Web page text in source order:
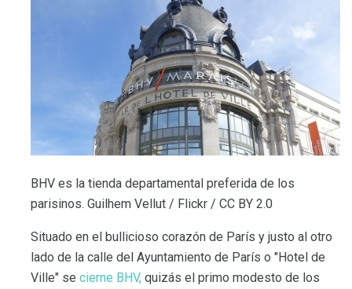
BHV es la tienda departamental preferida de los
parisinos. Guilhem Vellut / Flickr / CC BY 2.0
Situado en el bullicioso corazón de París y justo al otro
lado de la calle del Ayuntamiento de París o "Hotel de
Ville" se cierne BHV, quizás el primo modesto de los